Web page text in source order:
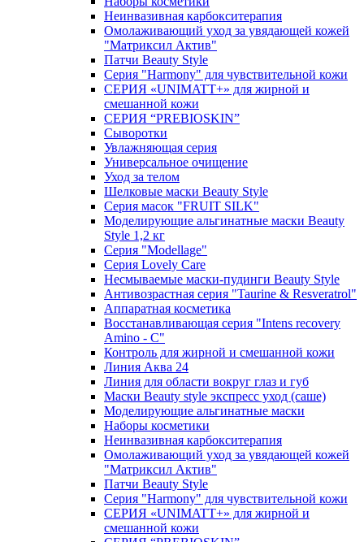
Неинвазивная карбокситерапия
Омолаживающий уход за увядающей кожей
"Матриксил Актив"
Патчи Beauty Style
Серия "Harmony" для чувствительной кожи
СЕРИЯ «UNIMATT+» для жирной и
смешанной кожи
СЕРИЯ “PREBIOSKIN”
Сыворотки
Увлажняющая серия
Универсальное очищение
Уход за телом
Шелковые маски Beauty Style
Серия масок "FRUIT SILK"
Моделирующие альгинатные маски Beauty
Style 1,2 кг
Серия "Modellage"
Cерия Lovely Care
Несмываемые маски-пудинги Beauty Style
Антивозрастная серия "Taurine & Resveratrol"
Аппаратная косметика
Восстанавливающая серия "Intens recovery
Amino - C"
Контроль для жирной и смешанной кожи
Линия Аква 24
Линия для области вокруг глаз и губ
Маски Beauty style экспресс уход (саше)
Моделирующие альгинатные маски
Наборы косметики
Неинвазивная карбокситерапия
Омолаживающий уход за увядающей кожей
"Матриксил Актив"
Патчи Beauty Style
Серия "Harmony" для чувствительной кожи
СЕРИЯ «UNIMATT+» для жирной и
смешанной кожи